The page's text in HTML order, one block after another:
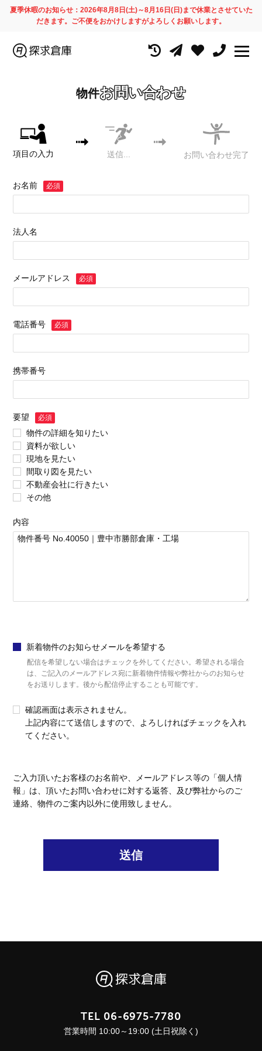
夏季休暇のお知らせ：2026年8月8日(土)～8月16日(日)まで休業とさせていた
だきます。ご不便をおかけしますがよろしくお願いします。
物件お問い合わせ
項目の入力 送信... お問い合わせ完了
お名前 必須
法人名
メールアドレス 必須
電話番号 必須
携帯番号
要望 必須
物件の詳細を知りたい
資料が欲しい
現地を見たい
間取り図を見たい
不動産会社に行きたい
その他
内容
新着物件のお知らせメールを希望する
配信を希望しない場合はチェックを外してください。希望される場合
は、ご記入のメールアドレス宛に新着物件情報や弊社からのお知らせ
をお送りします。後から配信停止することも可能です。
確認画面は表示されません。
上記内容にて送信しますので、よろしければチェックを入れ
てください。
ご入力頂いたお客様のお名前や、メールアドレス等の「個人情
報」は、頂いたお問い合わせに対する返答、及び弊社からのご
連絡、物件のご案内以外に使用致しません。
送信
TEL 06-6975-7780
営業時間 10:00～19:00 (土日祝除く)